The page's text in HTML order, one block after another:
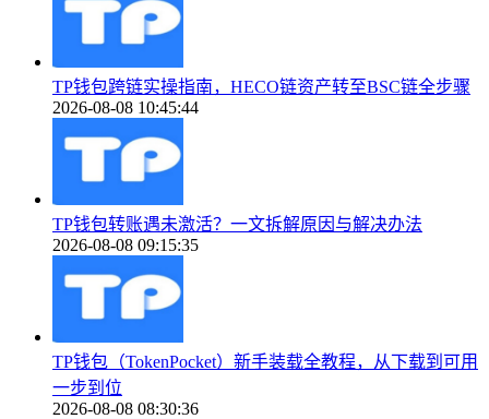
TP钱包跨链实操指南，HECO链资产转至BSC链全步骤
2026-08-08 10:45:44
TP钱包转账遇未激活？一文拆解原因与解决办法
2026-08-08 09:15:35
TP钱包（TokenPocket）新手装载全教程，从下载到可用
一步到位
2026-08-08 08:30:36